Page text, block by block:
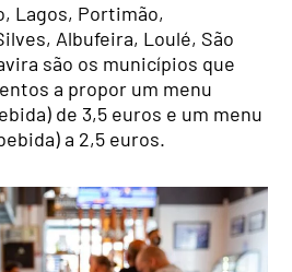
Lagos, Portimão,
Albufeira, Loulé, São
são os municípios que
a propor um menu
de 3,5 euros e um menu
a 2,5 euros.